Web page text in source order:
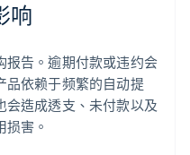
响
报告。逾期付款或违约会
品依赖于频繁的自动提
会造成透支、未付款以及
害。